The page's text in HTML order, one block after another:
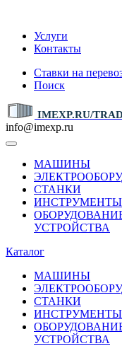
Услуги
Контакты
Ставки на
Поиск
IMEXP.RU/
info@imexp.ru
МАШИНЫ
СТАНКИ
УСТРОЙСТВА
Каталог
МАШИНЫ
СТАНКИ
УСТРОЙСТВА